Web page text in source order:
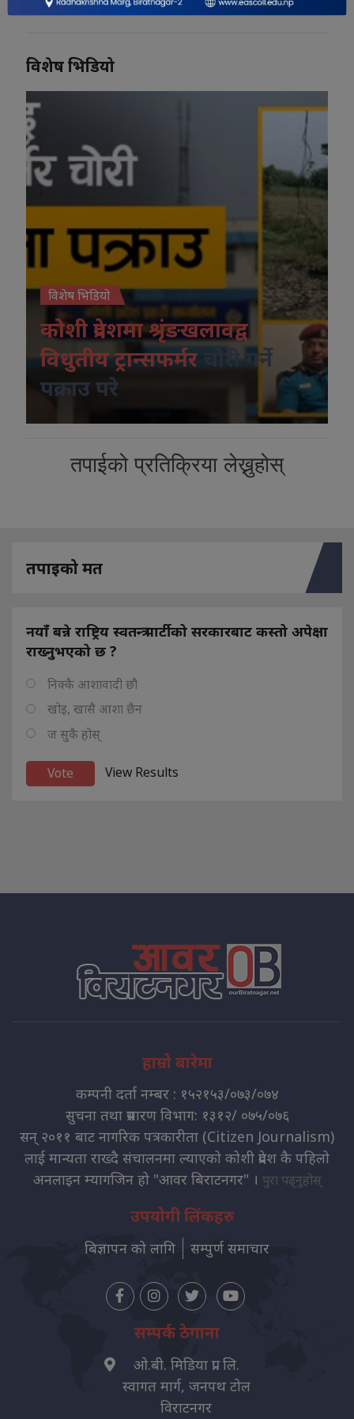
विशेष भिडियो
विशेष भिडियो
कोशी प्रदेशमा श्रृंङखलावद्व
विधुतीय ट्रान्सफर्मर
चोरी गर्ने
पक्राउ परे
तपाईको प्रतिक्रिया लेख्नुहोस्
तपाइको मत
नयाँ बन्ने राष्ट्रिय स्वतन्त्र पार्टीको सरकारबाट कस्तो अपेक्षा
राख्नुभएको छ ?
निक्कै आशावादी छौ
खोइ, खासै आशा छैन
ज सुकै होस्
View Results
हाम्रो बारेमा
कम्पनी दर्ता नम्बर : १५२१५३/०७३/०७४
सुचना तथा प्रसारण विभाग: १३१२/ ०७५/०७६
सन् २०११ बाट नागरिक पत्रकारीता (Citizen Journalism)
लाई मान्यता राख्दै संचालनमा ल्याएको कोशी प्रदेश कै पहिलो
अनलाइन म्यागजिन हो "आवर बिराटनगर" । पुरा पढ्नुहोस्
उपयोगी लिंकहरु
बिज्ञापन को लागि सम्पुर्ण समाचार
सम्पर्क ठेगाना
ओ.बी. मिडिया प्रा. लि.
स्वागत मार्ग, जनपथ टोल
विराटनगर